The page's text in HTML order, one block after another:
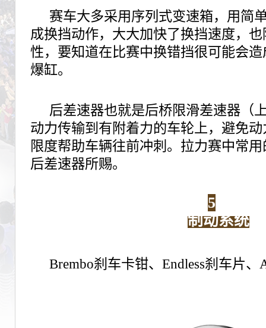
赛车大多采用序列式变速箱，用简
成换挡动作，大大加快了换挡速度，
性，要知道在比赛中换错挡很可能会
爆缸。
后差速器也就是后桥限滑差速器（
动力传输到有附着力的车轮上，避免
限度帮助车辆往前冲刺。拉力赛中常
后差速器所赐。
5
制动系统
Brembo刹车卡钳、Endless刹车片